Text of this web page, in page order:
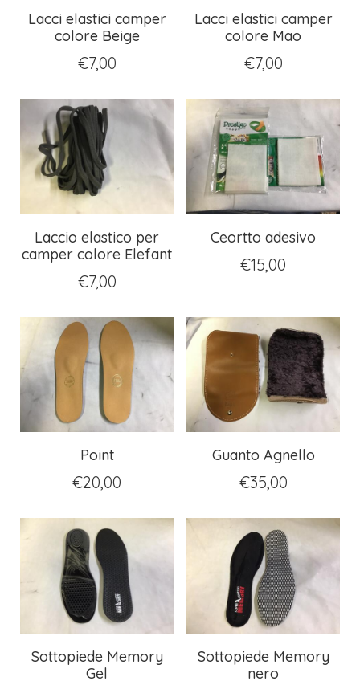
Lacci elastici camper
colore Beige
€7,00
Lacci elastici camper
colore Mao
€7,00
Laccio elastico per
camper colore Elefant
€7,00
Ceortto adesivo
€15,00
Point
€20,00
Guanto Agnello
€35,00
Sottopiede Memory
Gel
Sottopiede Memory
nero